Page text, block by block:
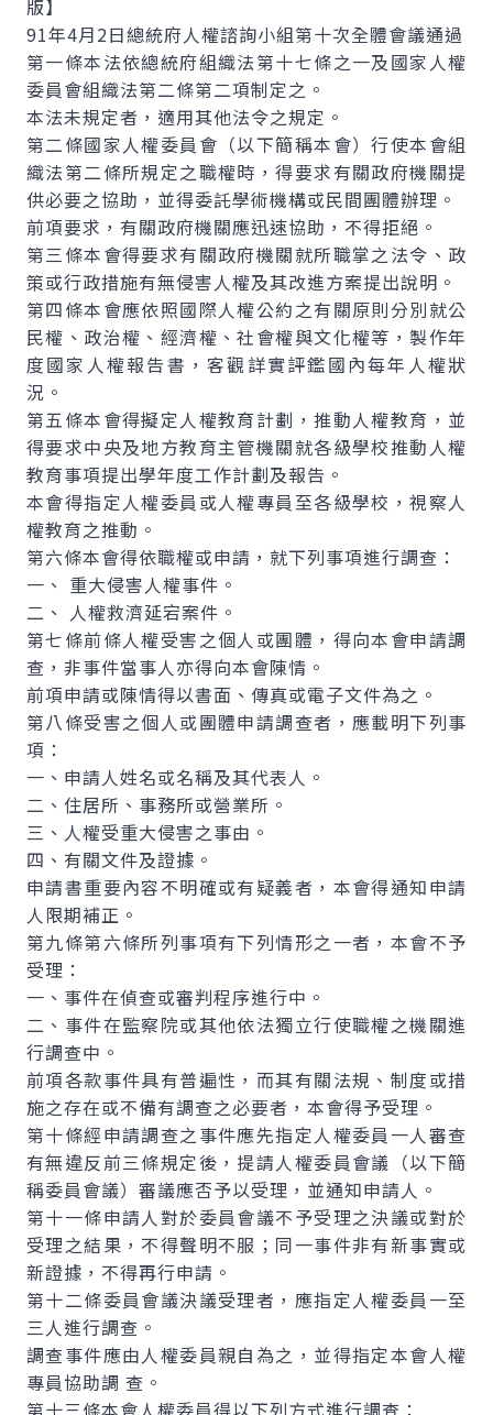
版】
91年4月2日總統府人權諮詢小組第十次全體會議通過
第一條本法依總統府組織法第十七條之一及國家人權
委員會組織法第二條第二項制定之。
本法未規定者，適用其他法令之規定。
第二條國家人權委員會（以下簡稱本會）行使本會組
織法第二條所規定之職權時，得要求有關政府機關提
供必要之協助，並得委託學術機構或民間團體辦理。
前項要求，有關政府機關應迅速協助，不得拒絕。
第三條本會得要求有關政府機關就所職掌之法令、政
策或行政措施有無侵害人權及其改進方案提出說明。
第四條本會應依照國際人權公約之有關原則分別就公
民權、政治權、經濟權、社會權與文化權等，製作年
度國家人權報告書，客觀詳實評鑑國內每年人權狀
況。
第五條本會得擬定人權教育計劃，推動人權教育，並
得要求中央及地方教育主管機關就各級學校推動人權
教育事項提出學年度工作計劃及報告。
本會得指定人權委員或人權專員至各級學校，視察人
權教育之推動。
第六條本會得依職權或申請，就下列事項進行調查：
一、 重大侵害人權事件。
二、 人權救濟延宕案件。
第七條前條人權受害之個人或團體，得向本會申請調
查，非事件當事人亦得向本會陳情。
前項申請或陳情得以書面、傳真或電子文件為之。
第八條受害之個人或團體申請調查者，應載明下列事
項：
一、申請人姓名或名稱及其代表人。
二、住居所、事務所或營業所。
三、人權受重大侵害之事由。
四、有關文件及證據。
申請書重要內容不明確或有疑義者，本會得通知申請
人限期補正。
第九條第六條所列事項有下列情形之一者，本會不予
受理：
一、事件在偵查或審判程序進行中。
二、事件在監察院或其他依法獨立行使職權之機關進
行調查中。
前項各款事件具有普遍性，而其有關法規、制度或措
施之存在或不備有調查之必要者，本會得予受理。
第十條經申請調查之事件應先指定人權委員一人審查
有無違反前三條規定後，提請人權委員會議（以下簡
稱委員會議）審議應否予以受理，並通知申請人。
第十一條申請人對於委員會議不予受理之決議或對於
受理之結果，不得聲明不服；同一事件非有新事實或
新證據，不得再行申請。
第十二條委員會議決議受理者，應指定人權委員一至
三人進行調查。
調查事件應由人權委員親自為之，並得指定本會人權
專員協助調 查。
第十三條本會人權委員得以下列方式進行調查：